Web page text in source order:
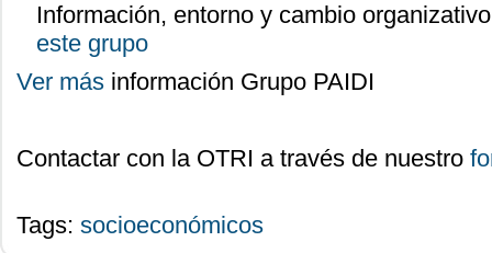
Información, entorno y cambio
este grupo
Ver más información Grupo PAIDI
Contactar con la OTRI a través de nuestro
Tags: socioeconómicos